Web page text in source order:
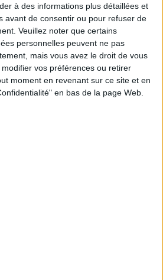
à des informations plus détaillées et
avant de consentir ou pour refuser de
Veuillez noter que certains
personnelles peuvent ne pas
mais vous avez le droit de vous
vos préférences ou retirer
moment en revenant sur ce site et en
en bas de la page Web.
la viande par des féculents ?
diététique du 05/08/2026